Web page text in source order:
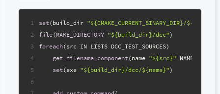
1
2
3
4
5
6
set(build_dir "${CMAKE_CURRENT_BINARY_DIR}/${label}"
file(MAKE_DIRECTORY "${build_dir}/dcc")
foreach(src IN LISTS DCC_TEST_SOURCES)
get_filename_component(name "${src}" NAME_WE)
set(exe "${build_dir}/dcc/${name}")